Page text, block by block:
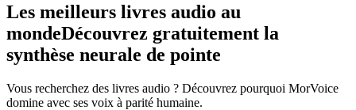
Les meilleurs livres audio au
mondeDécouvrez gratuitement la
synthèse neurale de pointe
Vous recherchez des livres audio ? Découvrez pourquoi MorVoice
domine avec ses voix à parité humaine.